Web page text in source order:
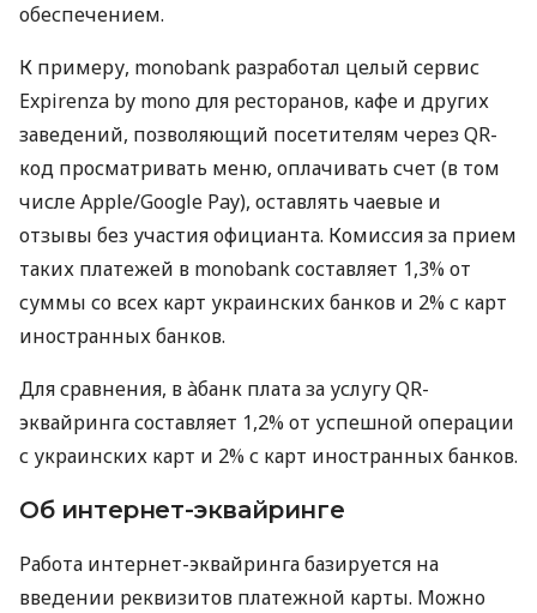
обеспечением.
К примеру, monobank разработал целый сервис
Expirenza by mono для ресторанов, кафе и других
заведений, позволяющий посетителям через QR-
код просматривать меню, оплачивать счет (в том
числе Apple/Google Pay), оставлять чаевые и
отзывы без участия официанта. Комиссия за прием
таких платежей в monobank составляет 1,3% от
суммы со всех карт украинских банков и 2% с карт
иностранных банков.
Для сравнения, в àбанк плата за услугу QR-
эквайринга составляет 1,2% от успешной операции
с украинских карт и 2% с карт иностранных банков.
Об интернет-эквайринге
Работа интернет-эквайринга базируется на
введении реквизитов платежной карты. Можно